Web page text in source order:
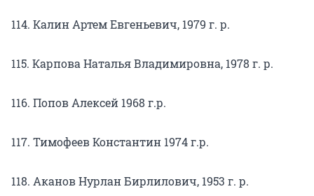
114. Калин Артем Евгеньевич, 1979 г. р.
115. Карпова Наталья Владимировна, 1978 г. р.
116. Попов Алексей 1968 г.р.
117. Тимофеев Константин 1974 г.р.
118. Аканов Нурлан Бирлилович, 1953 г. р.